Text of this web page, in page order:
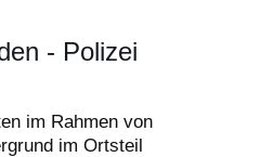
- Polizei
im Rahmen von
im Ortsteil